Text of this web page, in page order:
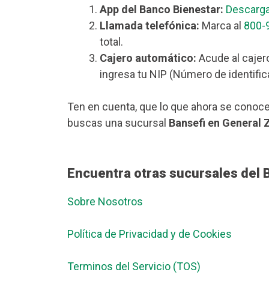
App del Banco Bienestar:
Llamada telefónica: Marca al 800-
total.
Cajero automático: Acude al
ingresa tu NIP (Número de
Ten en cuenta, que lo que ahora se
buscas una sucursal Bansefi en General
Encuentra otras sucursales del
Sobre Nosotros
Política de Privacidad y de Cookies
Terminos del Servicio (TOS)